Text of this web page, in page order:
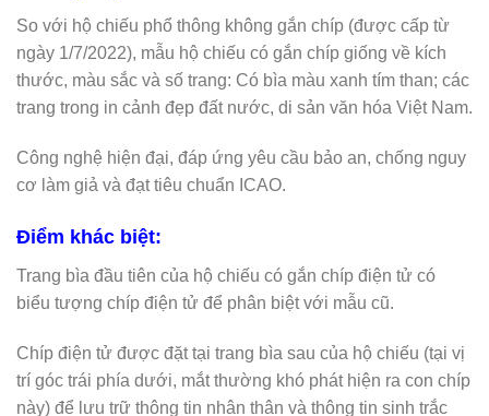
So với hộ chiếu phổ thông không gắn chíp (được cấp từ
ngày 1/7/2022), mẫu hộ chiếu có gắn chíp giống về kích
thước, màu sắc và số trang: Có bìa màu xanh tím than; các
trang trong in cảnh đẹp đất nước, di sản văn hóa Việt Nam.
Công nghệ hiện đại, đáp ứng yêu cầu bảo an, chống nguy
cơ làm giả và đạt tiêu chuẩn ICAO.
Điểm khác biệt:
Trang bìa đầu tiên của hộ chiếu có gắn chíp điện tử có
biểu tượng chíp điện tử để phân biệt với mẫu cũ.
Chíp điện tử được đặt tại trang bìa sau của hộ chiếu (tại vị
trí góc trái phía dưới, mắt thường khó phát hiện ra con chíp
này) để lưu trữ thông tin nhân thân và thông tin sinh trắc